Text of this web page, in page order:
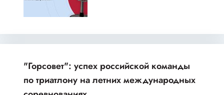
"Горсовет": успех российской команды
по триатлону на летних международных